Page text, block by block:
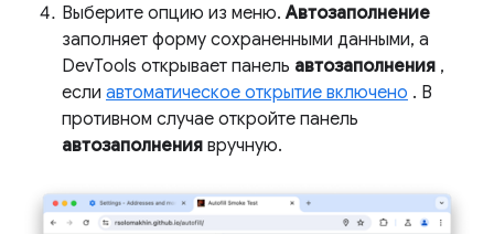
Выберите опцию из меню.Автозаполнение
заполняет форму сохраненными данными, а
DevTools открывает панель автозаполнения ,
если автоматическое открытие включено . В
противном случае откройте панель
автозаполнения вручную.